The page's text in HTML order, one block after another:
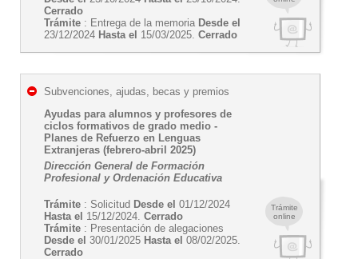
Cerrado
Trámite : Entrega de la memoria Desde el
23/12/2024 Hasta el 15/03/2025. Cerrado
Trámite
online
Subvenciones, ajudas, becas y premios
Ayudas para alumnos y profesores de
ciclos formativos de grado medio -
Planes de Refuerzo en Lenguas
Extranjeras (febrero-abril 2025)
Dirección General de Formación
Profesional y Ordenación Educativa
Trámite : Solicitud Desde el 01/12/2024
Hasta el 15/12/2024. Cerrado
Trámite : Presentación de alegaciones
Desde el 30/01/2025 Hasta el 08/02/2025.
Cerrado